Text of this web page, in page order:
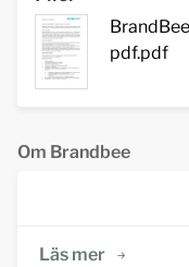
pdf.pdf
Om Brandbee
Läs mer